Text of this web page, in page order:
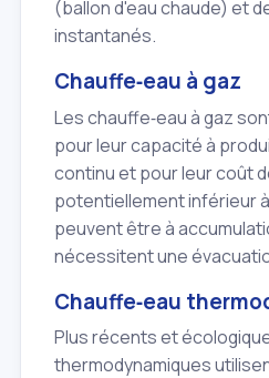
(ballon d'eau chaude) et
instantanés.
Chauffe‑eau à gaz
Les chauffe‑eau à gaz
pour leur capacité à
continu et pour leur coût
potentiellement inférieur
peuvent être à
nécessitent une
Chauffe‑eau
Plus récents et
thermodynamiques